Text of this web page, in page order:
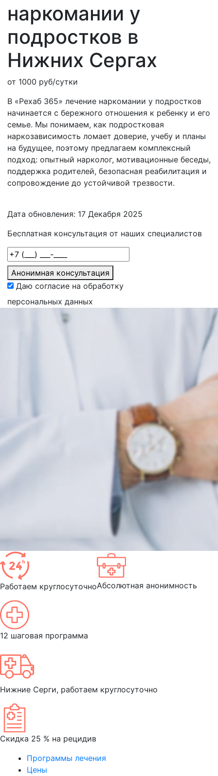
наркомании у
подростков в
Нижних Сергах
от 1000 руб/сутки
В «Рехаб 365» лечение наркомании у подростков
начинается с бережного отношения к ребенку и его
семье. Мы понимаем, как подростковая
наркозависимость ломает доверие, учебу и планы
на будущее, поэтому предлагаем комплексный
подход: опытный нарколог, мотивационные беседы,
поддержка родителей, безопасная реабилитация и
сопровождение до устойчивой трезвости.
Дата обновления: 17 Декабря 2025
Бесплатная консультация от наших специалистов
Анонимная консультация
Даю согласие на обработку
персональных данных
Работаем круглосуточноАбсолютная анонимность
12 шаговая программа
Нижние Серги, работаем круглосуточно
Скидка 25 % на рецидив
Программы лечения
Цены